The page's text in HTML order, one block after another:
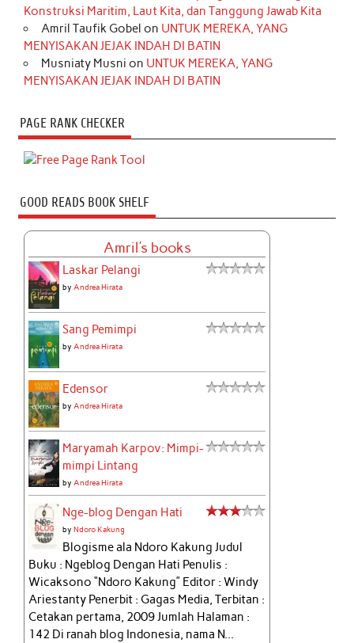
Konstruksi Maritim, Laut Kita, dan Tanggung Jawab Kita
Amril Taufik Gobel on UNTUK MEREKA, YANG
MENYISAKAN JEJAK INDAH DI BATIN
Musniaty Musni on UNTUK MEREKA, YANG
MENYISAKAN JEJAK INDAH DI BATIN
PAGE RANK CHECKER
GOOD READS BOOK SHELF
Amril's books
Laskar Pelangi
byAndrea Hirata
Sang Pemimpi
byAndrea Hirata
Edensor
byAndrea Hirata
Maryamah Karpov: Mimpi-
mimpi Lintang
byAndrea Hirata
Nge-blog Dengan Hati
byNdoro Kakung
Blogisme ala Ndoro Kakung Judul
Buku : Ngeblog Dengan Hati Penulis :
Wicaksono “Ndoro Kakung” Editor : Windy
Ariestanty Penerbit : Gagas Media, Terbitan :
Cetakan pertama, 2009 Jumlah Halaman :
142 Di ranah blog Indonesia, nama N...